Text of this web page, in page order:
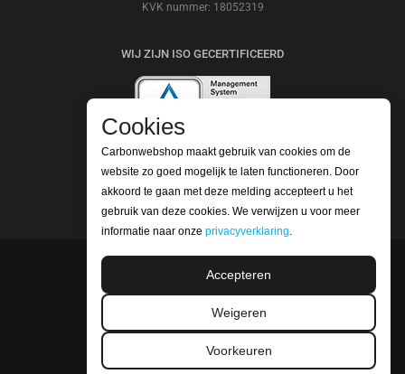
KVK nummer: 18052319
WIJ ZIJN ISO GECERTIFICEERD
BEKIJK ONZE REVIEWS
©2026 Carbonwebshop
Telefoonnummer: +31 (0) 416 561365 | Email:
Cookies
Carbonwebshop maakt gebruik van cookies om de
website zo goed mogelijk te laten functioneren. Door
akkoord te gaan met deze melding accepteert u het
gebruik van deze cookies. We verwijzen u voor meer
informatie naar onze privacyverklaring.
Accepteren
Weigeren
Voorkeuren